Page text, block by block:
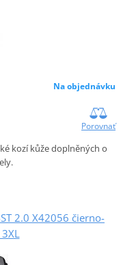
Na objednávku
Porovnať
kozí kůže doplněných o
2.0 X42056 čierno-